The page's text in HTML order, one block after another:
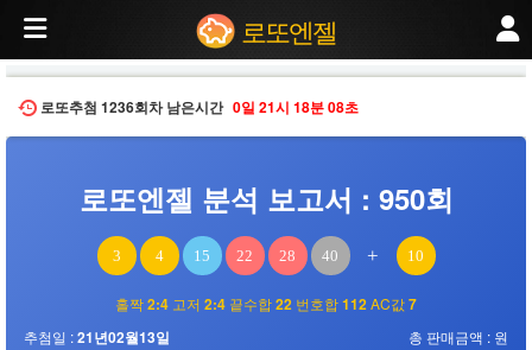
2021년02월13일 추첨된 제950회 로또 당첨번호 분석. 번호 분포, 홀짝 비율, 고저번
로또엔젤
로또추첨 1236회차남은시간 0일 21시 18분08초
로또엔젤 분석 보고서 : 950회
3 4 15 22 28 40 + 10
홀짝2:4 고저 2:4 끝수합22 번호합112AC값7
추첨일 :21년02월13일 총 판매금액 : 원